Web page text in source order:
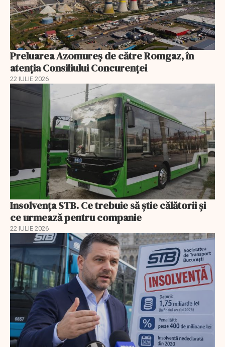
Preluarea Azomureş de către Romgaz, în
atenţia Consiliului Concurenţei
22 IULIE 2026
Insolvenţa STB. Ce trebuie să ştie călătorii şi
ce urmează pentru companie
22 IULIE 2026